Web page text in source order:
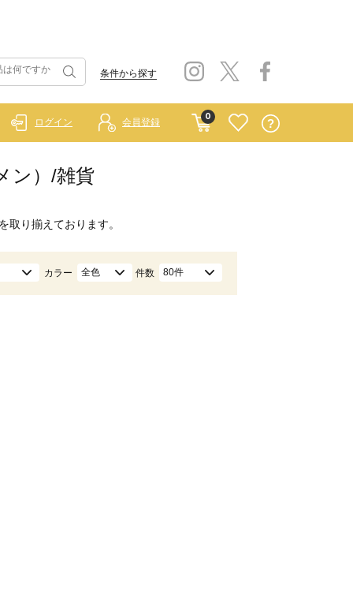
条件から探す
0
ログイン 会員登録
ン）/雑貨
取り揃えております。
カラー 全色 件数 80件